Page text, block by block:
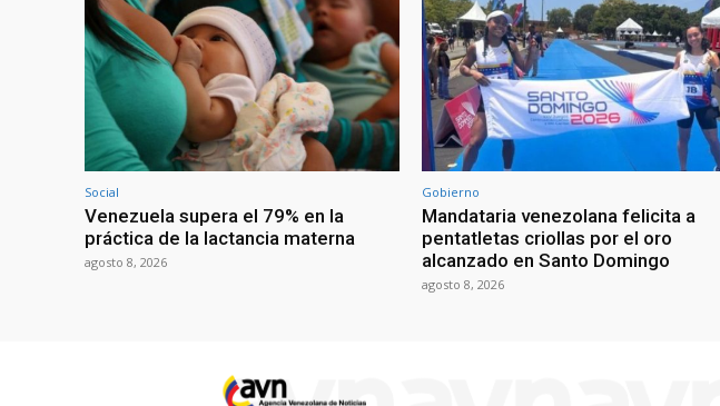
Social
Venezuela supera el 79% en la
práctica de la lactancia materna
agosto 8, 2026
Gobierno
Mandataria venezolana felicita a
pentatletas criollas por el oro
alcanzado en Santo Domingo
agosto 8, 2026